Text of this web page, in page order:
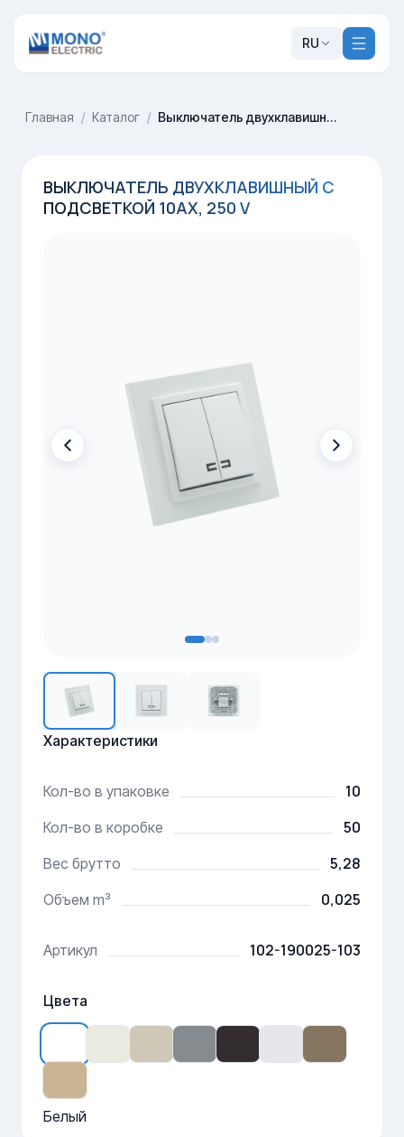
RU
Главная / Каталог / Выключатель двухклавишный с подсветкой 10AX, 250 V
ВЫКЛЮЧАТЕЛЬ ДВУХКЛАВИШНЫЙ С
ПОДСВЕТКОЙ 10AX, 250 V
Характеристики
Кол-во в упаковке 10
Кол-во в коробке 50
Вес брутто 5,28
Объем m³ 0,025
Артикул 102-190025-103
Цвета
Белый